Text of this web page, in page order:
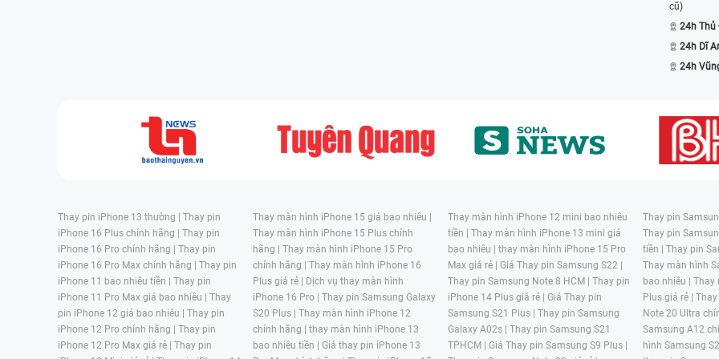
cũ)
24h
24h Dĩ
24h
Thay pin iPhone 13 thường | Thay pin
iPhone 16 Plus chính hãng | Thay pin
iPhone 16 Pro chính hãng | Thay pin
iPhone 16 Pro Max chính hãng | Thay pin
iPhone 11 bao nhiêu tiền | Thay pin
iPhone 11 Pro Max giá bao nhiêu | Thay
pin iPhone 12 giá bao nhiêu | Thay pin
iPhone 12 Pro chính hãng | Thay pin
iPhone 12 Pro Max giá rẻ | Thay pin
Thay màn hình iPhone 15 giá bao nhiêu |
Thay màn hình iPhone 15 Plus chính
hãng | Thay màn hình iPhone 15 Pro
chính hãng | Thay màn hình iPhone 16
Plus giá rẻ | Dịch vụ thay màn hình
iPhone 16 Pro | Thay pin Samsung Galaxy
S20 Plus | Thay màn hình iPhone 12
chính hãng | thay màn hình iPhone 13
bao nhiêu tiền | Giá thay pin iPhone 13
Thay màn hình iPhone 12 mini bao nhiêu
tiền | Thay màn hình iPhone 13 mini giá
bao nhiêu | thay màn hình iPhone 15 Pro
Max giá rẻ | Giá Thay pin Samsung S22 |
Thay pin Samsung Note 8 HCM | Thay pin
iPhone 14 Plus giá rẻ | Giá Thay pin
Samsung S21 Plus | Thay pin Samsung
Galaxy A02s | Thay pin Samsung S21
TPHCM | Giá Thay pin Samsung S9 Plus |
Thay pin
Thay pin
tiền | Thay pin
Thay màn hình
bao nhiêu | Thay
Plus giá rẻ |
Note 20 Ultra
Samsung A12
hình Samsung